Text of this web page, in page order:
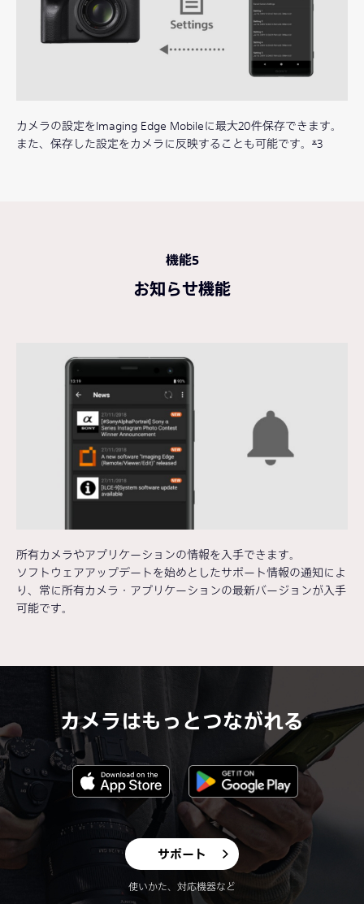
カメラの設定をImaging Edge Mobileに最大20件保存できます。
また、保存した設定をカメラに反映することも可能です。 *3
機能5
お知らせ機能
所有カメラやアプリケーションの情報を入手できます。
ソフトウェアアップデートを始めとしたサポート情報の通知によ
り、常に所有カメラ・アプリケーションの最新バージョンが入手
可能です。
カメラはもっとつながれる
サポート
使いかた、対応機器など